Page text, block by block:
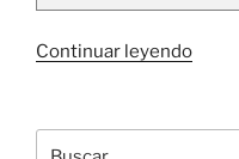
Continuar leyendo«Crear